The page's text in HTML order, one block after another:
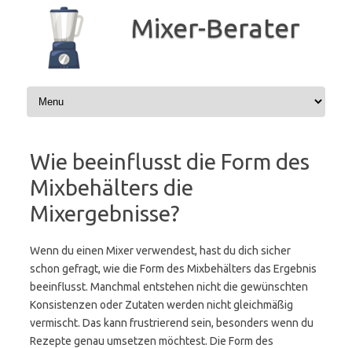
springen
Mixer-Berater
Wie beeinflusst die Form des
Mixbehälters die
Mixergebnisse?
Wenn du einen Mixer verwendest, hast du dich sicher
schon gefragt, wie die Form des Mixbehälters das Ergebnis
beeinflusst. Manchmal entstehen nicht die gewünschten
Konsistenzen oder Zutaten werden nicht gleichmäßig
vermischt. Das kann frustrierend sein, besonders wenn du
Rezepte genau umsetzen möchtest. Die Form des